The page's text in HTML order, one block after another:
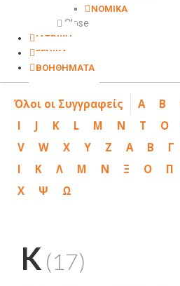
ΝΟΜΙΚΑ
Close
ΙΑΤΡΙΚΗ
ΓΕΝΙΚΑ
ΒΟΗΘΗΜΑΤΑ
Όλοι οι Συγγραφείς A B
I
J K L M N T O
V
W X Y Z Α Β Γ
Ι
Κ Λ Μ Ν Ξ Ο Π
Χ
Ψ Ω
K (17)